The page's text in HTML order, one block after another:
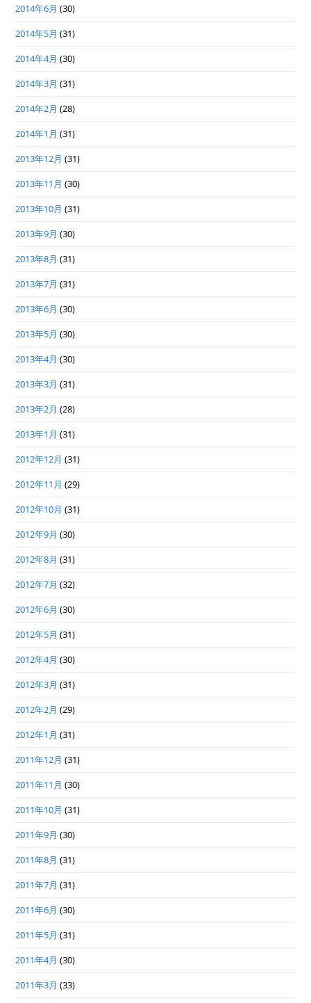
2014年6月 (30)
2014年5月 (31)
2014年4月 (30)
2014年3月 (31)
2014年2月 (28)
2014年1月 (31)
2013年12月 (31)
2013年11月 (30)
2013年10月 (31)
2013年9月 (30)
2013年8月 (31)
2013年7月 (31)
2013年6月 (30)
2013年5月 (30)
2013年4月 (30)
2013年3月 (31)
2013年2月 (28)
2013年1月 (31)
2012年12月 (31)
2012年11月 (29)
2012年10月 (31)
2012年9月 (30)
2012年8月 (31)
2012年7月 (32)
2012年6月 (30)
2012年5月 (31)
2012年4月 (30)
2012年3月 (31)
2012年2月 (29)
2012年1月 (31)
2011年12月 (31)
2011年11月 (30)
2011年10月 (31)
2011年9月 (30)
2011年8月 (31)
2011年7月 (31)
2011年6月 (30)
2011年5月 (31)
2011年4月 (30)
2011年3月 (33)